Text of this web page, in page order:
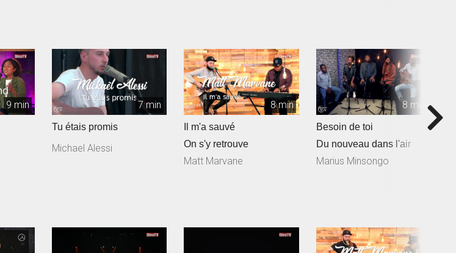
9 min 7 min
Tu étais promis
Michael Alessi
8 min
Il m'a sauvé
On s'y retrouve
Matt Marvane
8 min
Besoin de toi
Du nouveau dans l'air
Marius Minsongo